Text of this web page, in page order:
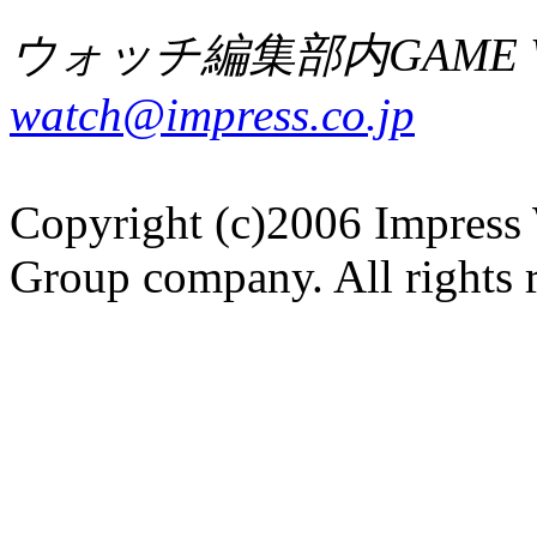
ウォッチ編集部内GAME
watch@impress.co.jp
Copyright (c)2006 Impress
Group company. All rights